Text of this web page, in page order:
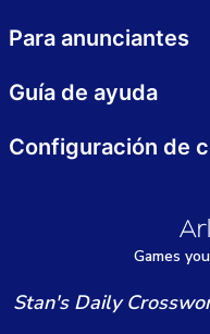
Games y
Para anunciantes
Guía de ayuda
Configuración de
Stan's Daily